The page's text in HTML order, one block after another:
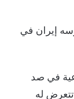
إيران في
في صد
تتعرض له